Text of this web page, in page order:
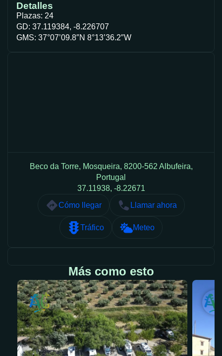
Detalles
Plazas: 24
GD: 37.119384, -8.226707
GMS: 37°07’09.8″N 8°13’36.2″W
Beco da Torre, Mosqueira, 8200-562 Albufeira,
Portugal
37.11938, -8.22671
Cómo llegar
Llamar ahora
Tráfico Meteo
Más como esto